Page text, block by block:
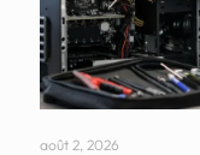
août 2, 2026